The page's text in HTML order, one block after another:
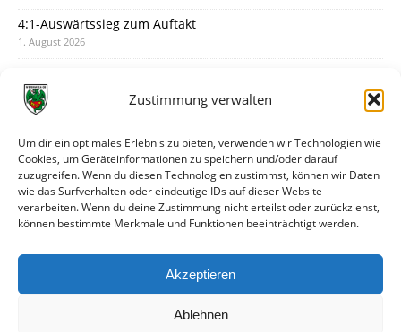
Zustimmung verwalten
Um dir ein optimales Erlebnis zu bieten, verwenden wir Technologien wie
Cookies, um Geräteinformationen zu speichern und/oder darauf
zuzugreifen. Wenn du diesen Technologien zustimmst, können wir Daten
wie das Surfverhalten oder eindeutige IDs auf dieser Website
verarbeiten. Wenn du deine Zustimmung nicht erteilst oder zurückziehst,
können bestimmte Merkmale und Funktionen beeinträchtigt werden.
Akzeptieren
Ablehnen
4:1-Auswärtssieg zum Auftakt
1. August 2026
31. Juli 2026
30. Juli 2026
Deine Spielminute: 89+1
28. Juli 2026
Neuer Rückensponsor
Neue Podcast-Folge: So tickt Björn!
27. Juli 2026